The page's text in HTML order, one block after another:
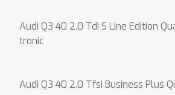
Audi Q3 40 2.0 Tdi S Line Edition
tronic
Audi Q3 40 2.0 Tfsi Business Plus